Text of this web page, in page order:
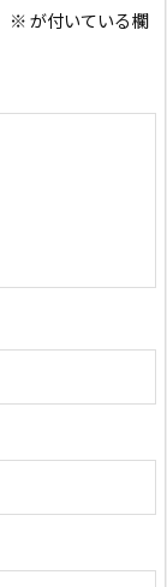
※が付いている欄